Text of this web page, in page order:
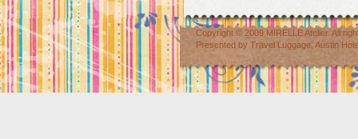
Copyright © 2009 MIRELLE Atelier. All
Presented by Travel Luggage Austin